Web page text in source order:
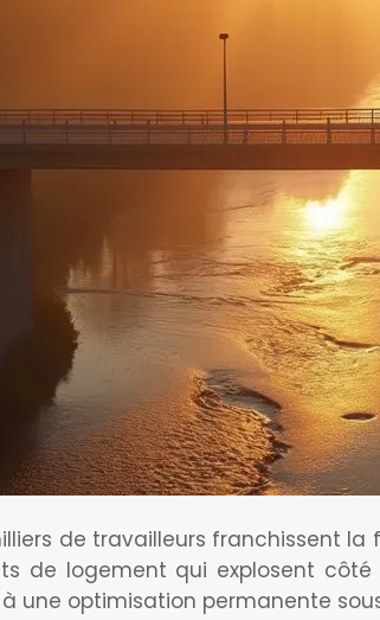
de travailleurs franchissent
de logement qui explosent
une optimisation permanente